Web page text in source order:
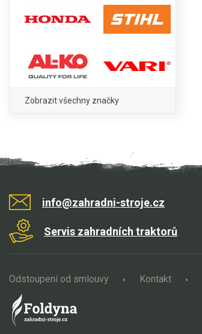
Zobrazit všechny značky
info@zahradni-stroje.cz
Servis zahradních traktorů
Odstoupení od smlouvy Kontakt